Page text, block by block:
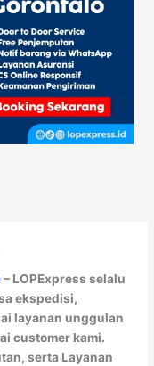
– LOPExpress selalu
ekspedisi,
layanan unggulan
customer kami.
serta Layanan